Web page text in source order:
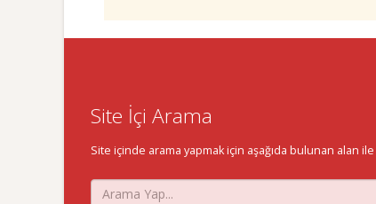
Site İçi Arama
Site içinde arama yapmak için aşağıda bulunan alan